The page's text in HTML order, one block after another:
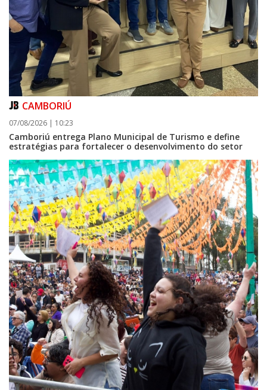
08/08/2026 | 07:00
Setor judicial de medicamentos de BC estará fechado nos dias 10 e 11 de
agosto para realização de inventário
CAMBORIÚ
07/08/2026 | 10:23
Camboriú entrega Plano Municipal de Turismo e define
estratégias para fortalecer o desenvolvimento do setor